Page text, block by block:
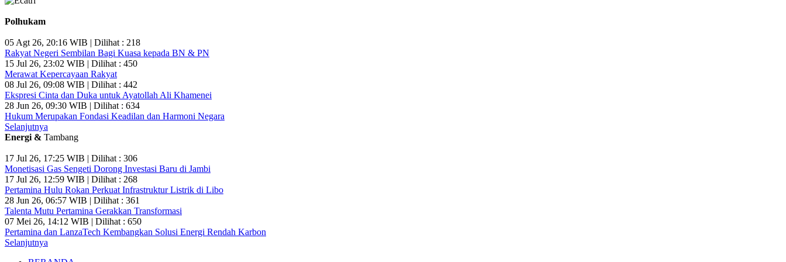
Polhukam
05 Agt 26, 20:16 WIB | Dilihat : 218
Rakyat Negeri Sembilan Bagi Kuasa kepada BN & PN
15 Jul 26, 23:02 WIB | Dilihat : 450
Merawat Kepercayaan Rakyat
08 Jul 26, 09:08 WIB | Dilihat : 442
Ekspresi Cinta dan Duka untuk Ayatollah Ali Khamenei
28 Jun 26, 09:30 WIB | Dilihat : 634
Hukum Merupakan Fondasi Keadilan dan Harmoni Negara
Selanjutnya
Energi & Tambang
17 Jul 26, 17:25 WIB | Dilihat : 306
Monetisasi Gas Sengeti Dorong Investasi Baru di Jambi
17 Jul 26, 12:59 WIB | Dilihat : 268
Pertamina Hulu Rokan Perkuat Infrastruktur Listrik di Libo
28 Jun 26, 06:57 WIB | Dilihat : 361
Talenta Mutu Pertamina Gerakkan Transformasi
07 Mei 26, 14:12 WIB | Dilihat : 650
Pertamina dan LanzaTech Kembangkan Solusi Energi Rendah Karbon
Selanjutnya